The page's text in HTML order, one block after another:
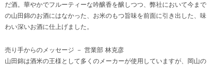
だ酒。華やかでフルーティーな吟醸香を醸しつつ、弊社において今まで
の山田錦のお酒にはなかった、お米のもつ旨味を前面に引き出した、味
わい深いお酒に仕上げました。
売り手からのメッセージ － 営業部 林克彦
山田錦は酒米の王様として多くのメーカーが使用していますが、岡山の